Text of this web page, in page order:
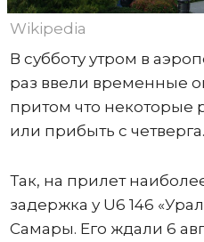
Wikipedia
В субботу утром в
раз ввели временные
притом что некоторые
или прибыть с четверга.
Так, на прилет
задержка у U6 146
Самары. Его ждали 6